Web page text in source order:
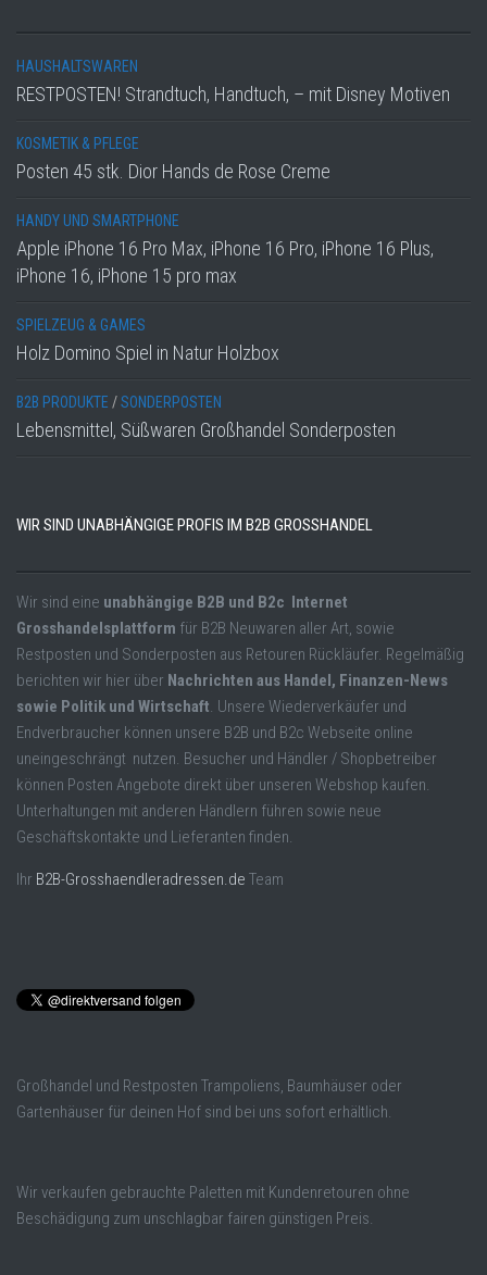
HAUSHALTSWAREN
RESTPOSTEN! Strandtuch, Handtuch, – mit Disney Motiven
KOSMETIK & PFLEGE
Posten 45 stk. Dior Hands de Rose Creme
HANDY UND SMARTPHONE
Apple iPhone 16 Pro Max, iPhone 16 Pro, iPhone 16 Plus,
iPhone 16, iPhone 15 pro max
SPIELZEUG & GAMES
Holz Domino Spiel in Natur Holzbox
B2B PRODUKTE /SONDERPOSTEN
Lebensmittel, Süßwaren Großhandel Sonderposten
WIR SIND UNABHÄNGIGE PROFIS IM B2B GROSSHANDEL
Wir sind eine unabhängige B2B und B2c Internet
Grosshandelsplattform für B2B Neuwaren aller Art, sowie
Restposten und Sonderposten aus Retouren Rückläufer. Regelmäßig
berichten wir hier über Nachrichten aus Handel, Finanzen-News
sowie Politik und Wirtschaft. Unsere Wiederverkäufer und
Endverbraucher können unsere B2B und B2c Webseite online
uneingeschrängt nutzen. Besucher und Händler / Shopbetreiber
können Posten Angebote direkt über unseren Webshop kaufen.
Unterhaltungen mit anderen Händlern führen sowie neue
Geschäftskontakte und Lieferanten finden.
Ihr B2B-Grosshaendleradressen.de Team
Großhandel und Restposten Trampoliens, Baumhäuser oder
Gartenhäuser für deinen Hof sind bei uns sofort erhältlich.
Wir verkaufen gebrauchte Paletten mit Kundenretouren ohne
Beschädigung zum unschlagbar fairen günstigen Preis.